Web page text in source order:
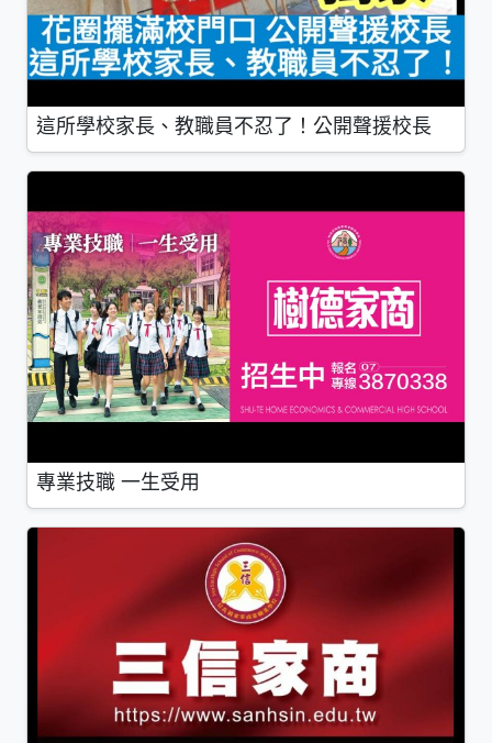
這所學校家長、教職員不忍了！公開聲援校長
專業技職 一生受用